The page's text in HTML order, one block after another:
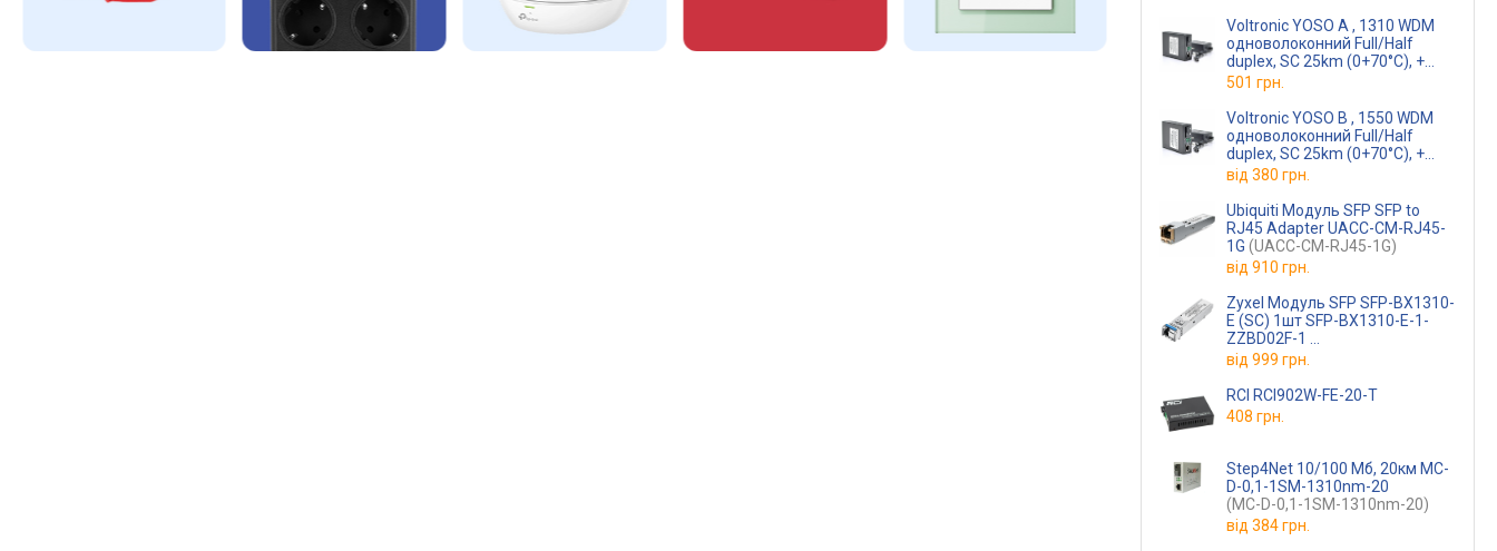
Voltronic YOSO A , 1310 WDM
одноволоконний Full/Half
duplex, SC 25km (0+70°C), +
блок живлення 5V 1A Q60
(IC+113)
501 грн.
Voltronic YOSO B , 1550 WDM
одноволоконний Full/Half
duplex, SC 25km (0+70°C), +
блок живлення 5V 1A Q60
(IC+113)
від 380 грн.
Ubiquiti Модуль SFP SFP to
RJ45 Adapter UACC-CM-RJ45-
1G (UACC-CM-RJ45-1G)
від 910 грн.
Zyxel Модуль SFP SFP-BX1310-
E (SC) 1шт SFP-BX1310-E-1-
ZZBD02F-1
(SFP-BX1310-E-ZZBD02F-1)
від 999 грн.
RCI RCI902W-FE-20-T
408 грн.
Step4Net 10/100 Мб, 20км MC-
D-0,1-1SM-1310nm-20
(MC-D-0,1-1SM-1310nm-20)
від 384 грн.